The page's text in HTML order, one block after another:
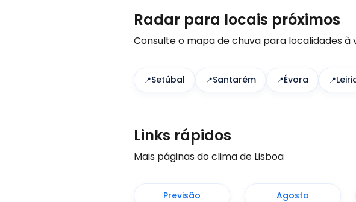
Radar para locais próximos
Consulte o mapa de chuva para localidades à
Setúbal Santarém Évora
Links rápidos
Mais páginas do clima de Lisboa
Previsão Agosto